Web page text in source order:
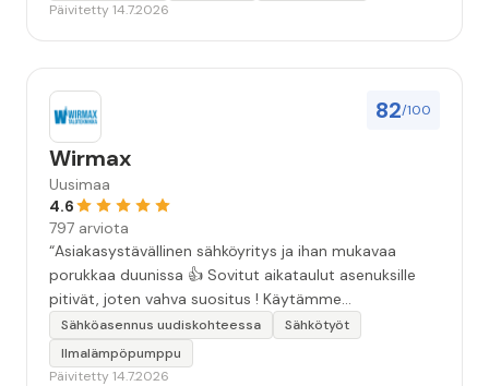
Päivitetty 14.7.2026
82/100
Wirmax
Uusimaa
4.6
797 arviota
“Asiakasystävällinen sähköyritys ja ihan mukavaa
porukkaa duunissa 👍 Sovitut aikataulut asenuksille
pitivät, joten vahva suositus ! Käytämme
seuraavallakin kerralla!”
Sähköasennus uudiskohteessa
Sähkötyöt
Ilmalämpöpumppu
Päivitetty 14.7.2026